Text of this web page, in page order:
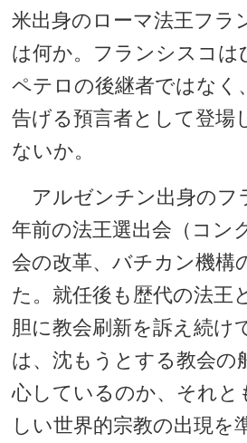
米出身のローマ法王フラ
は何か。フランシスコは
ペテロの後継者ではなく
告げる預言者として登場
ないか。
アルゼンチン出身のフ
年前の法王選出会（コン
会の改革、バチカン機構
た。就任後も歴代の法王
胆に教会刷新を訴え続け
は、沈もうとする教会の
心しているのか、それと
しい世界的宗教の出現を